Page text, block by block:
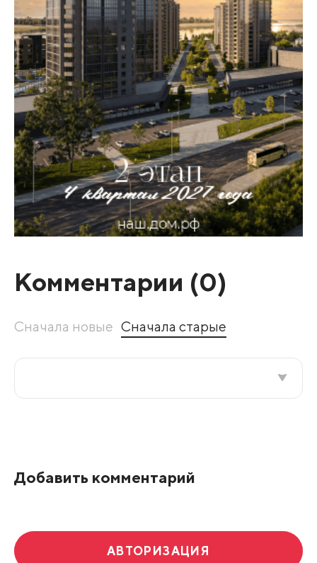
Комментарии (0)
Сначала новые Сначала старые
Добавить комментарий
АВТОРИЗАЦИЯ